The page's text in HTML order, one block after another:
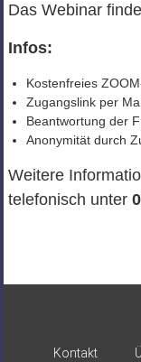
Das Webinar
Infos:
Kostenfreies
Zugangslink per
Beantwortung der
Anonymität durch
Weitere
telefonisch unter
Kontakt